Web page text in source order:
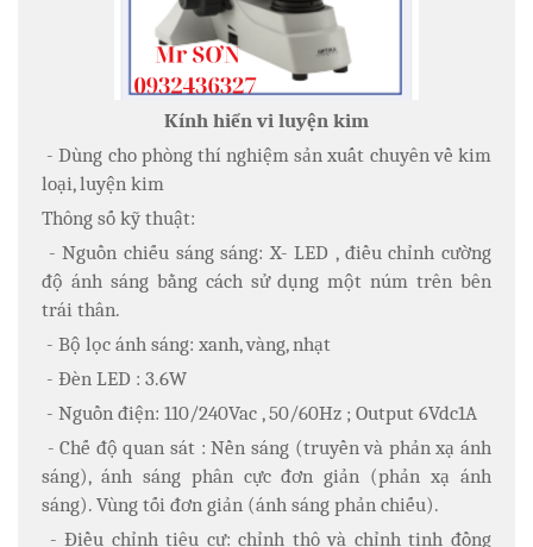
Kính hiển vi luyện kim
- Dùng cho phòng thí nghiệm sản xuất chuyên về kim
loại, luyện kim
Thông số kỹ thuật:
- Nguồn chiếu sáng sáng: X- LED , điều chỉnh cường
độ ánh sáng bằng cách sử dụng một núm trên bên
trái thân.
- Bộ lọc ánh sáng: xanh, vàng, nhạt
- Đèn LED : 3.6W
- Nguồn điện: 110/240Vac , 50/60Hz ; Output 6Vdc1A
- Chế độ quan sát : Nền sáng (truyền và phản xạ ánh
sáng), ánh sáng phân cực đơn giản (phản xạ ánh
sáng). Vùng tối đơn giản (ánh sáng phản chiếu).
- Điều chỉnh tiêu cự: chỉnh thô và chỉnh tinh đồng